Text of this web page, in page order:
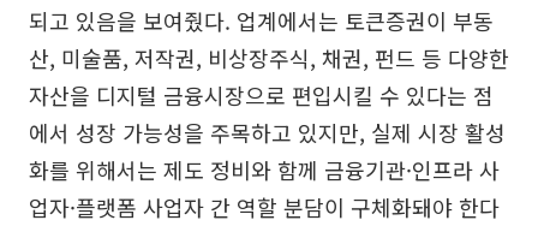
되고 있음을 보여줬다. 업계에서는 토큰증권이 부동
산, 미술품, 저작권, 비상장주식, 채권, 펀드 등 다양한
자산을 디지털 금융시장으로 편입시킬 수 있다는 점
에서 성장 가능성을 주목하고 있지만, 실제 시장 활성
화를 위해서는 제도 정비와 함께 금융기관·인프라 사
업자·플랫폼 사업자 간 역할 분담이 구체화돼야 한다